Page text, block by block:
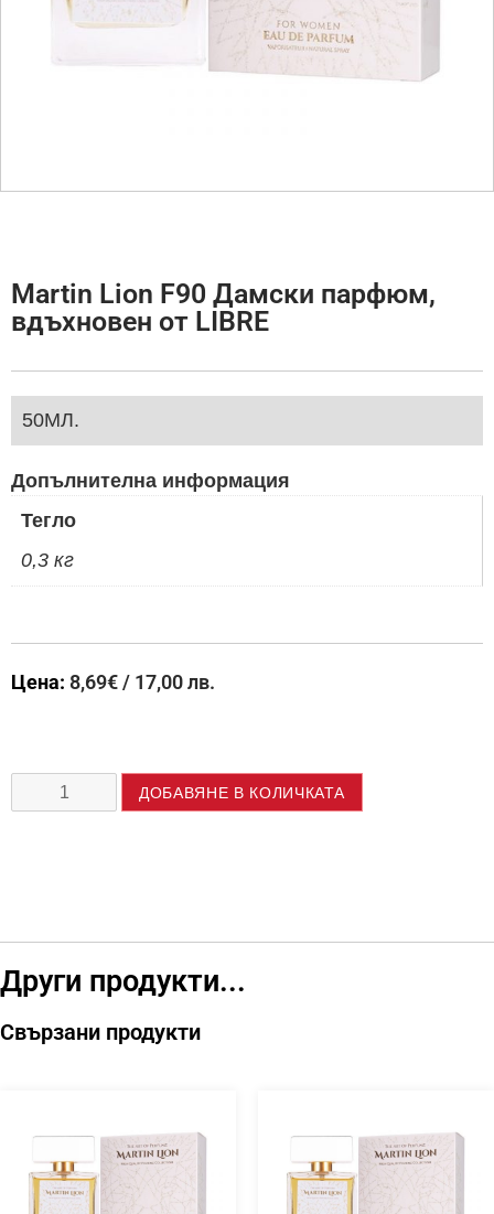
Martin Lion F90 Дамски парфюм,
вдъхновен от LIBRE
50МЛ.
Допълнителна информация
Тегло
0,3 кг
Цена: 8,69€/ 17,00 лв.
ДОБАВЯНЕ В КОЛИЧКАТА
Други продукти...
Свързани продукти